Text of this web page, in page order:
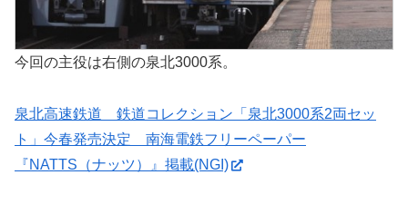
今回の主役は右側の泉北3000系。
泉北高速鉄道 鉄道コレクション「泉北3000系2両セッ
ト」今春発売決定 南海電鉄フリーペーパー
『NATTS（ナッツ）』掲載(NGI)